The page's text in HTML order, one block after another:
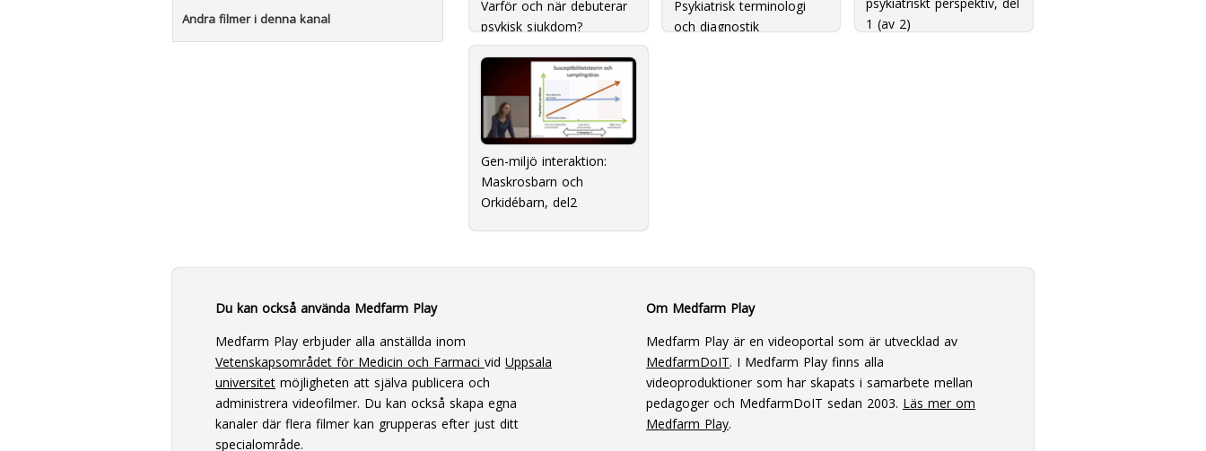
Andra filmer i denna kanal
Varför och när debuterar
psykisk sjukdom?
Psykiatrisk terminologi
och diagnostik
psykiatriskt perspektiv, del
1 (av 2)
Gen-miljö interaktion:
Maskrosbarn och
Orkidébarn, del2
Du kan också använda Medfarm Play
Medfarm Play erbjuder alla anställda inom
Vetenskapsområdet för Medicin och Farmaci vid Uppsala
universitet möjligheten att själva publicera och
administrera videofilmer. Du kan också skapa egna
kanaler där flera filmer kan grupperas efter just ditt
specialområde.
Om Medfarm Play
Medfarm Play är en videoportal som är utvecklad av
MedfarmDoIT. I Medfarm Play finns alla
videoproduktioner som har skapats i samarbete mellan
pedagoger och MedfarmDoIT sedan 2003. Läs mer om
Medfarm Play.